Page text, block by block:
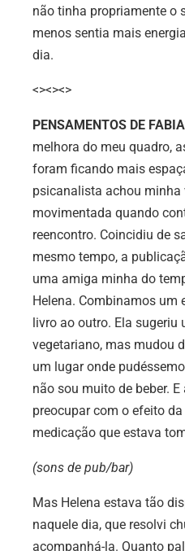
não tinha propriamente o
menos sentia mais
dia.
<><><>
PENSAMENTOS DE
melhora do meu quadro,
foram ficando mais
psicanalista achou minha
movimentada quando
reencontro. Coincidiu de
mesmo tempo, a
uma amiga minha do
Helena. Combinamos um
livro ao outro. Ela sugeriu
vegetariano, mas mudou
um lugar onde
não sou muito de beber.
preocupar com o efeito
medicação que estava
(sons de pub/bar)
Mas Helena estava tão
naquele dia, que resolvi
acompanhá-la. Quanto